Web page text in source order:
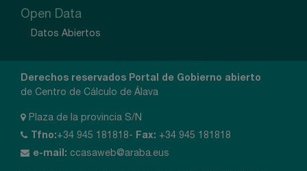
Open Data
Datos Abiertos
Derechos reservados Portal de Gobierno abierto
de Centro de Cálculo de Álava
Plaza de la provincia S/N
Tfno:+34 945 181818- Fax: +34 945 181818
e-mail: ccasaweb@araba.eus